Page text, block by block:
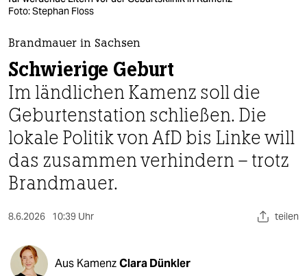
wahrheit
verlag
verlag
veranstaltungen
shop
abo
Foto: Stephan Floss
Brandmauer in Sachsen
Schwierige Geburt
Im ländlichen Kamenz soll die
Geburtenstation schließen. Die
lokale Politik von AfD bis Linke will
das zusammen verhindern – trotz
Brandmauer.
8.6.2026 10:39 Uhr teilen
Aus KamenzClara Dünkler